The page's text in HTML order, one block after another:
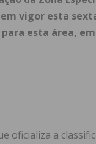
vigor esta
esta área,
oficializa a